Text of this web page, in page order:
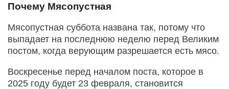
Почему Мясопустная
Мясопустная суббота названа так, потому что
выпадает на последнюю неделю перед Великим
постом, когда верующим разрешается есть мясо.
Воскресенье перед началом поста, которое в
2025 году будет 23 февраля, становится